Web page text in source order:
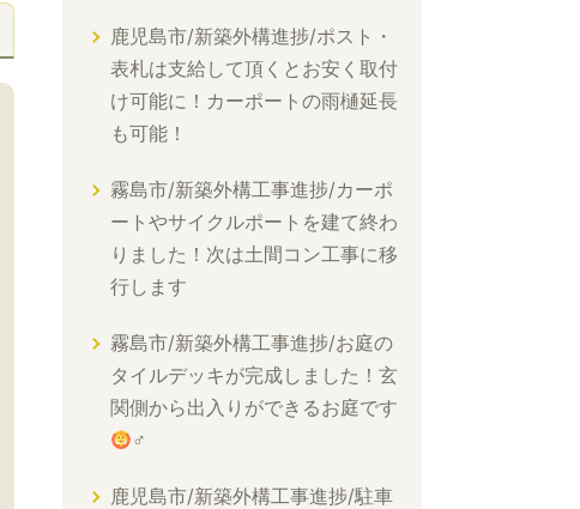
鹿児島市/新築外構進捗/ポスト・
表札は支給して頂くとお安く取付
け可能に！カーポートの雨樋延長
も可能！
霧島市/新築外構工事進捗/カーポ
ートやサイクルポートを建て終わ
りました！次は土間コン工事に移
行します
霧島市/新築外構工事進捗/お庭の
タイルデッキが完成しました！玄
関側から出入りができるお庭です
‍♂
鹿児島市/新築外構工事進捗/駐車